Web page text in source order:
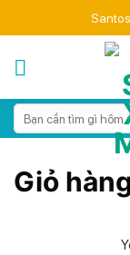
to
content
Search
for:
Giỏ